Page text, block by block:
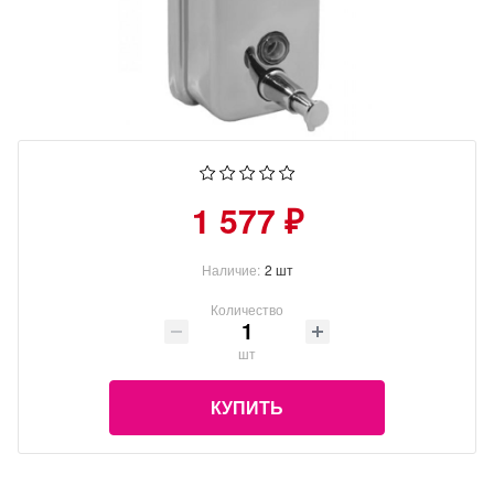
1 577 ₽
Наличие: 2 шт
Количество
шт
КУПИТЬ